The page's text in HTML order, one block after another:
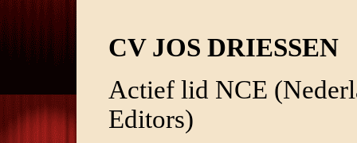
CV JOS DRIESSEN
Actief lid NCE
Editors)